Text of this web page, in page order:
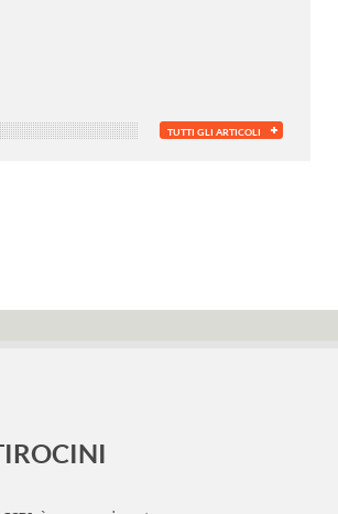
TUTTI GLI ARTICOLI